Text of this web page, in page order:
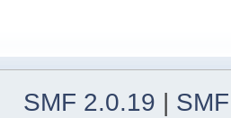
SMF 2.0.19 |